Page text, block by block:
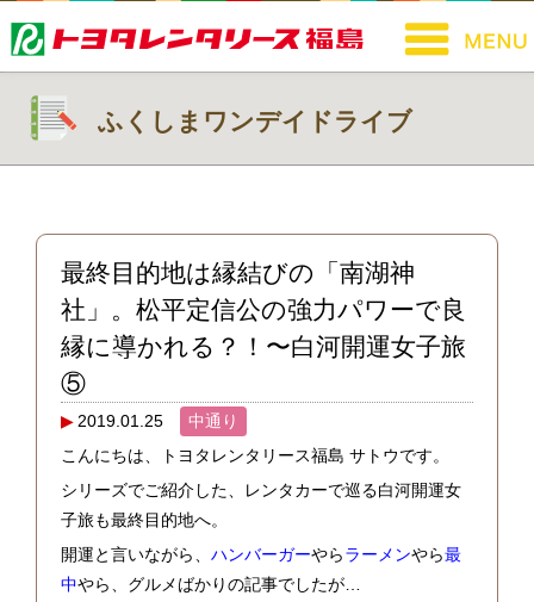
ふくしまワンデイドライブ
最終目的地は縁結びの「南湖神
社」。松平定信公の強力パワーで良
縁に導かれる？！〜白河開運女子旅
⑤
2019.01.25
中通り
こんにちは、トヨタレンタリース福島 サトウです。
シリーズでご紹介した、レンタカーで巡る白河開運女
子旅も最終目的地へ。
開運と言いながら、 ハンバーガーやらラーメンやら最
中やら、グルメばかりの記事でしたが…